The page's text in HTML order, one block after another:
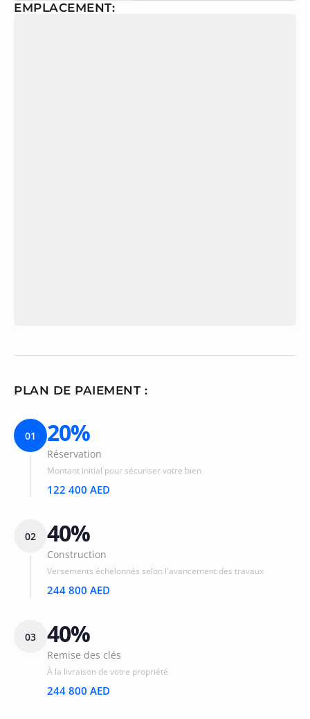
EMPLACEMENT:
PLAN DE PAIEMENT :
01 20%
Réservation
Montant initial pour sécuriser votre bien
122 400 AED
02 40%
Construction
Versements échelonnés selon l'avancement des travaux
244 800 AED
03 40%
Remise des clés
À la livraison de votre propriété
244 800 AED